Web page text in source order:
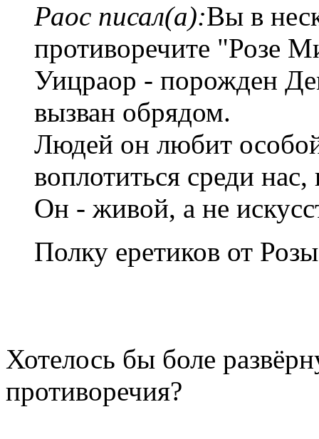
Раос писал(а):Вы в
противоречите "Розе
Уицраор - порожден
вызван обрядом.
Людей он любит
воплотиться среди
Он - живой, а не
Полку еретиков от
Хотелось бы боле
противоречия?